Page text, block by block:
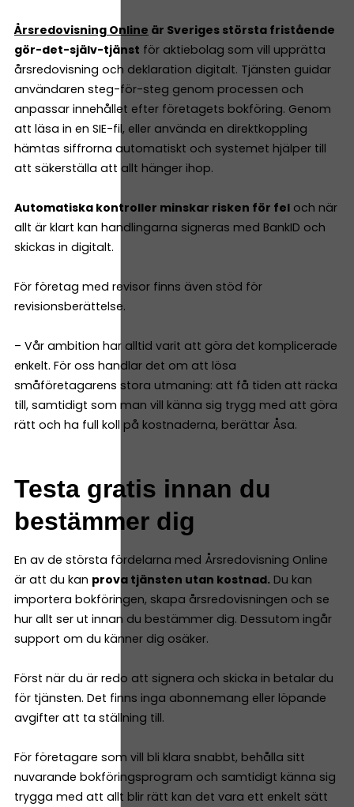
Årsredovisning Online är Sveriges största fristående
gör-det-själv-tjänst för aktiebolag som vill upprätta
årsredovisning och deklaration digitalt. Tjänsten guidar
användaren steg-för-steg genom processen och
anpassar innehållet efter företagets bokföring. Genom
att läsa in en SIE-fil, eller använda en direktkoppling
hämtas siffrorna automatiskt och systemet hjälper till
att säkerställa att allt hänger ihop.
Automatiska kontroller minskar risken för fel och när
allt är klart kan handlingarna signeras med BankID och
skickas in digitalt.
För företag med revisor finns även stöd för
revisionsberättelse.
– Vår ambition har alltid varit att göra det komplicerade
enkelt. För oss handlar det om att lösa
småföretagarens stora utmaning: att få tiden att räcka
till, samtidigt som man vill känna sig trygg med att göra
rätt och ha full koll på kostnaderna, berättar Åsa.
Testa gratis innan du
bestämmer dig
En av de största fördelarna med Årsredovisning Online
är att du kan prova tjänsten utan kostnad. Du kan
importera bokföringen, skapa årsredovisningen och se
hur allt ser ut innan du bestämmer dig. Dessutom ingår
support om du känner dig osäker.
Först när du är redo att signera och skicka in betalar du
för tjänsten. Det finns inga abonnemang eller löpande
avgifter att ta ställning till.
För företagare som vill bli klara snabbt, behålla sitt
nuvarande bokföringsprogram och samtidigt känna sig
trygga med att allt blir rätt kan det vara ett enkelt sätt